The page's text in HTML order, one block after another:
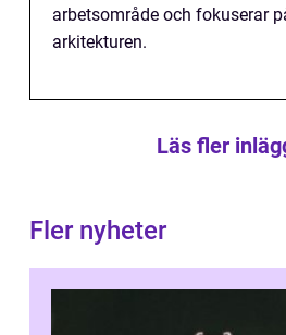
arbetsområde och fokuserar
arkitekturen.
Läs fler
Fler nyheter